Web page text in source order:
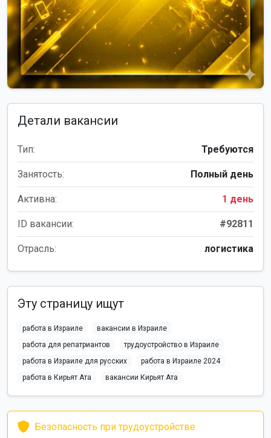
Детали вакансии
Тип: Требуются
Занятость: Полный день
Активна: 1 день
ID вакансии: #92811
Отрасль: логистика
Эту страницу ищут
работа в Израиле
вакансии в Израиле
работа для репатриантов
трудоустройство в Израиле
работа в Израиле для русских
работа в Израиле 2024
работа в Кирьят Ата
вакансии Кирьят Ата
Безопасность при трудоустройстве